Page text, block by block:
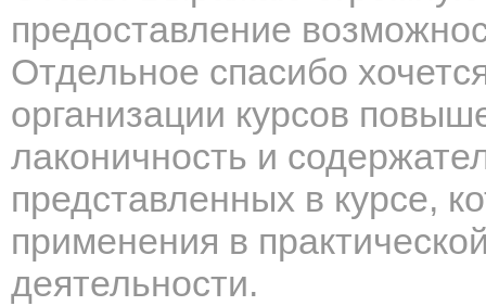
предоставление
Отдельное спасибо
организации курсов
лаконичность и
представленных в курсе,
применения в
деятельности.